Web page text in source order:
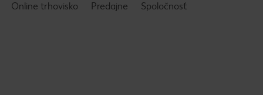
Online trhovisko Predajne Spoločnosť